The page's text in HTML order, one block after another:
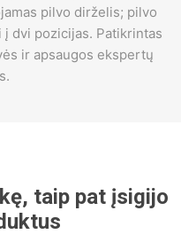
pilvo dirželis; pilvo
dvi pozicijas. Patikrintas
ir apsaugos ekspertų
taip pat įsigijo